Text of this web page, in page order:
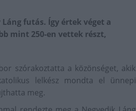
futás. Így értek véget a
mint 250-en vettek részt,
szórakoztatta a közönséget, akik
lelkész mondta el ünnepi
meg.